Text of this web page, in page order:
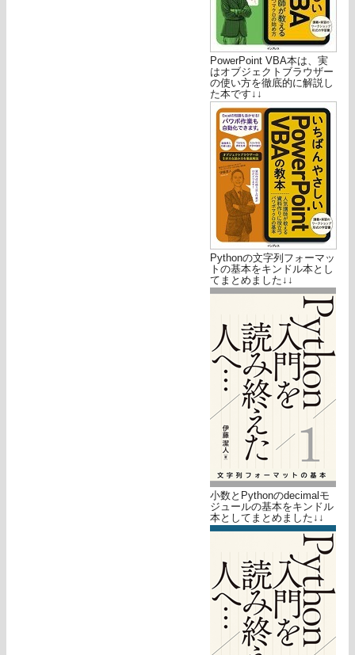
PowerPoint VBA本は、実
はオブジェクトブラウザー
の使い方を徹底的に解説し
た本です↓↓
Pythonの文字列フォーマッ
トの基本をキンドル本とし
てまとめました↓↓
小数とPythonのdecimalモ
ジュールの基本をキンドル
本としてまとめました↓↓